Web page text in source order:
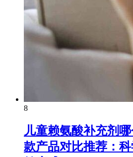
8
儿童赖氨酸补充剂
款产品对比推荐：